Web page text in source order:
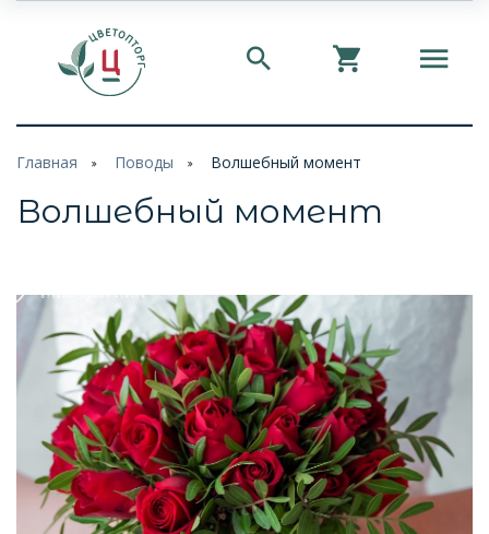
Главная Поводы Волшебный момент
Волшебный момент